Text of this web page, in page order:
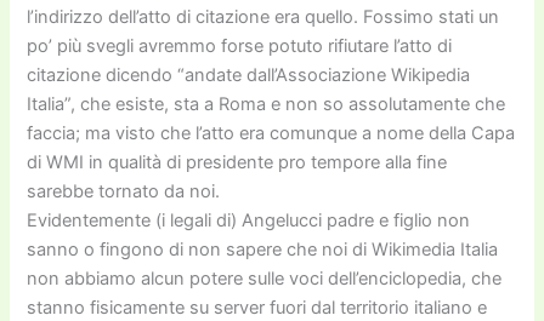
l’indirizzo dell’atto di citazione era quello. Fossimo stati un
po’ più svegli avremmo forse potuto rifiutare l’atto di
citazione dicendo “andate dall’Associazione Wikipedia
Italia”, che esiste, sta a Roma e non so assolutamente che
faccia; ma visto che l’atto era comunque a nome della Capa
di WMI in qualità di presidente pro tempore alla fine
sarebbe tornato da noi.
Evidentemente (i legali di) Angelucci padre e figlio non
sanno o fingono di non sapere che noi di Wikimedia Italia
non abbiamo alcun potere sulle voci dell’enciclopedia, che
stanno fisicamente su server fuori dal territorio italiano e